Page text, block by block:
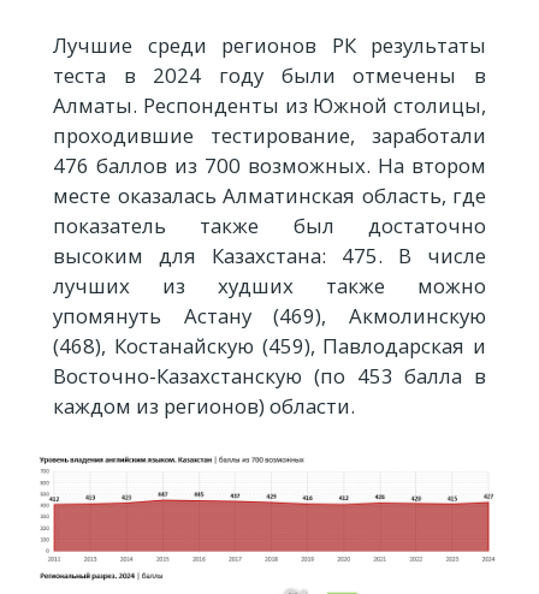
Лучшие среди регионов РК результаты
теста в 2024 году были отмечены в
Алматы. Респонденты из Южной столицы,
проходившие тестирование, заработали
476 баллов из 700 возможных. На втором
месте оказалась Алматинская область, где
показатель также был достаточно
высоким для Казахстана: 475. В числе
лучших из худших также можно
упомянуть Астану (469), Акмолинскую
(468), Костанайскую (459), Павлодарская и
Восточно-Казахстанскую (по 453 балла в
каждом из регионов) области.